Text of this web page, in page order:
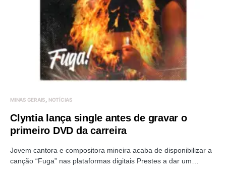
MINAS GERAIS NOTÍCIAS
Clyntia lança single antes de gravar o
primeiro DVD da carreira
Jovem cantora e compositora mineira acaba de disponibilizar a
canção “Fuga” nas plataformas digitais Prestes a dar um…